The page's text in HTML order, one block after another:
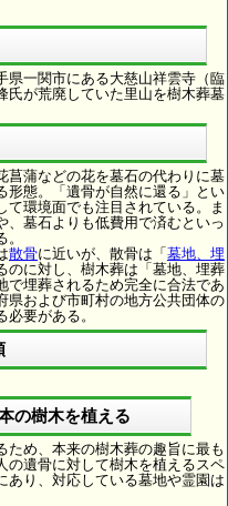
県一関市にある大慈山祥雲寺（臨
氏が荒廃していた里山を樹木葬墓
菖蒲などの花を墓石の代わりに墓
形態。「遺骨が自然に還る」とい
て環境面でも注目されている。ま
、墓石よりも低費用で済むといっ
散骨に近いが、散骨は「 墓地、埋
のに対し、樹木葬は「墓地、埋葬
で埋葬されるため完全に合法であ
県および市町村の地方公共団体の
要がある。
の樹木を植える
ため、本来の樹木葬の趣旨に最も
の遺骨に対して樹木を植えるスペ
あり、対応している墓地や霊園は